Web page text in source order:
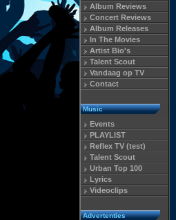
Album Reviews
Concert Reviews
Album Releases
In The Movies
Artist Bio's
Talent Scout
Vandaag op TV
Contact
Music
Events
PLAYLIST
Reflex TV (test)
Talent Scout
Urban Top 100
Lyrics
Videoclips
Advertenties